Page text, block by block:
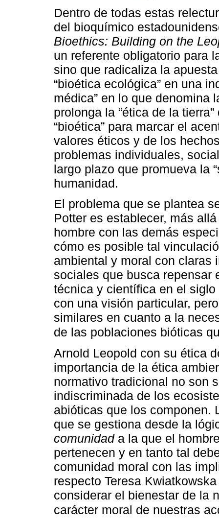
Dentro de todas estas
del bioquímico
Bioethics: Building on the
un referente obligatorio para
sino que radicaliza la
“bioética ecológica” en una
médica” en lo que denomina
prolonga la “ética de la
“bioética” para marcar el
valores éticos y de los
problemas individuales,
largo plazo que promueva la
humanidad.
El problema que se plantea
Potter es establecer, más
hombre con las demás
cómo es posible tal
ambiental y moral con
sociales que busca repensar
técnica y científica en el
con una visión particular,
similares en cuanto a la
de las poblaciones bióticas
Arnold Leopold con su ética
importancia de la ética
normativo tradicional no son
indiscriminada de los
abióticas que los componen.
que se gestiona desde la
comunidada la que el
pertenecen y en tanto tal
comunidad moral con las
respecto Teresa
considerar el bienestar de la
carácter moral de nuestras